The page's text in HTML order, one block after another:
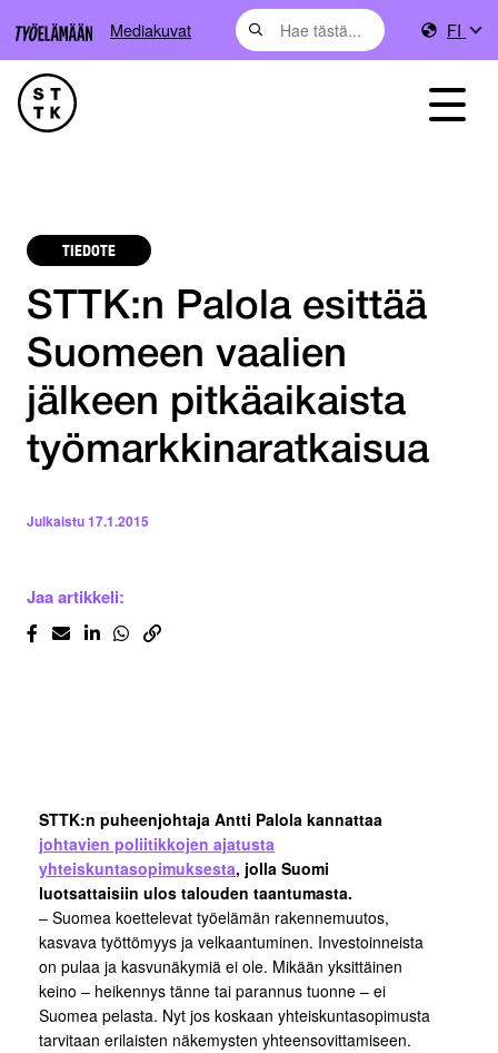
Mediakuvat FI
TIEDOTE
STTK:n Palola esittää
Suomeen vaalien
jälkeen pitkäaikaista
työmarkkinaratkaisua
Julkaistu17.1.2015
Jaa artikkeli:
STTK:n puheenjohtaja Antti Palola kannattaa
johtavien poliitikkojen ajatusta
yhteiskuntasopimuksesta, jolla Suomi
luotsattaisiin ulos talouden taantumasta.
– Suomea koettelevat työelämän rakennemuutos,
kasvava työttömyys ja velkaantuminen. Investoinneista
on pulaa ja kasvunäkymiä ei ole. Mikään yksittäinen
keino – heikennys tänne tai parannus tuonne – ei
Suomea pelasta. Nyt jos koskaan yhteiskuntasopimusta
tarvitaan erilaisten näkemysten yhteensovittamiseen.